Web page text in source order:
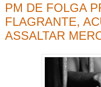
PM DE FOLGA
FLAGRANTE,
ASSALTAR